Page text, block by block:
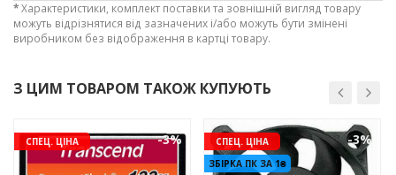
*Характеристики, комплект поставки та зовнішній вигляд товару
можуть відрізнятися від зазначених і/або можуть бути змінені
виробником без відображення в картці товару.
З ЦИМ ТОВАРОМ ТАКОЖ КУПУЮТЬ
СПЕЦ. ЦІНА -3%
СПЕЦ. ЦІНА
ЗБІРКА ПК ЗА 1₴
-3%